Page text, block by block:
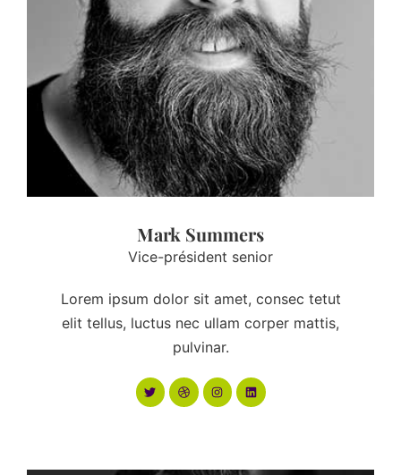
Mark Summers
Vice-président senior
Lorem ipsum dolor sit amet, consec tetut
elit tellus, luctus nec ullam corper mattis,
pulvinar.